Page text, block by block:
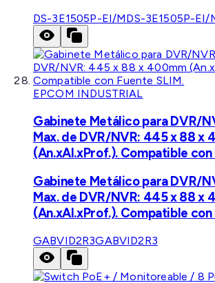
DS-3E1505P-EI/MDS-3E1505P-EI/
EPCOM INDUSTRIAL
Gabinete Metálico para DVR/
Max. de DVR/NVR: 445 x 88 x
(An.xAl.xProf.). Compatible con
Gabinete Metálico para DVR/
Max. de DVR/NVR: 445 x 88 x
(An.xAl.xProf.). Compatible con
GABVID2R3GABVID2R3